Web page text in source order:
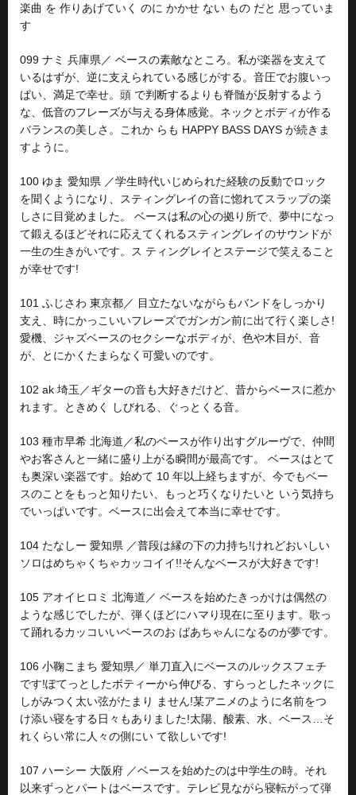
楽曲 を 作りあげていく のに かかせ ない もの だと 思っていま
す
099 ナミ 兵庫県／ ベースの素敵なところ。私が楽器を支えて
いるはずが、逆に支えられている感じがする。音圧でお腹いっ
ぱい、満足で幸せ。頭 で判断するよりも脊髄が反射するよう
な、低音のフレーズが与える身体感覚。ネックとボディが作る
バランスの美しさ。これか らも HAPPY BASS DAYS が続きま
すように。
100 ゆま 愛知県 ／学生時代いじめられた経験の反動でロック
を聞くようになり、スティングレイの音に惚れてスラップの楽
しさに目覚めました。 ベースは私の心の拠り所で、夢中になっ
て鍛えるほどそれに応えてくれるスティングレイのサウンドが
一生の生きがいです。ス ティングレイとステージで笑えること
が幸せです!
101 ふじさわ 東京都／ 目立たないながらもバンドをしっかり
支え、時にかっこいいフレーズでガンガン前に出て行く楽しさ!
愛機、ジャズベースのセクシーなボディが、色や木目が、音
が、とにかくたまらなく可愛いのです。
102 ak 埼玉／ギターの音も大好きだけど、昔からベースに惹か
れます。ときめく しびれる、ぐっとくる音。
103 種市早希 北海道／私のベースが作り出すグルーヴで、仲間
やお客さんと一緒に盛り上がる瞬間が最高です。 ベースはとて
も奥深い楽器です。始めて 10 年以上経ちますが、今でもベー
スのことをもっと知りたい、もっと巧くなりたいと いう気持ち
でいっぱいです。ベースに出会えて本当に幸せです。
104 たなしー 愛知県 ／普段は縁の下の力持ち!けれどおいしい
ソロはめちゃくちゃカッコイイ!!そんなベースが大好きです!
105 アオイヒロミ 北海道／ ベースを始めたきっかけは偶然の
ような感じでしたが、弾くほどにハマり現在に至ります。歌っ
て踊れるカッコいいベースのお ばあちゃんになるのが夢です。
106 小鞠こまち 愛知県／ 単刀直入にベースのルックスフェチ
です!ぽてっとしたボティーから伸びる、すらっとしたネックに
しがみつく太い弦がたまり ません!某アニメのように名前をつ
け添い寝をする日々もありました!太陽、酸素、水、ベース…そ
れくらい常に人々の側にい て欲しいです!
107 ハーシー 大阪府 ／ベースを始めたのは中学生の時。それ
以来ずっとパートはベースです。テレビ見ながら寝転がって弾